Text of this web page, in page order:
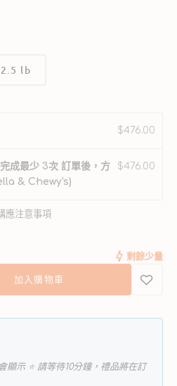
2.5 lb
版
無
法
用
$476.00
成最少 3次 訂單後，方
& Chewy's)
$476.00
應注意事項
剩餘少量
加入購物車
顯示 ⭐ 請等待10分鐘，禮品將在訂